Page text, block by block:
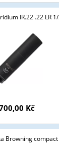
IR.22 .22 LR
Kč
Browning compact